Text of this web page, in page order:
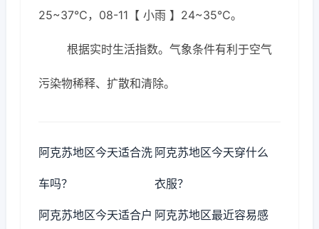
25~37℃，08-11【 小雨 】24~35℃。
根据实时生活指数。气象条件有利于空气
污染物稀释、扩散和清除。
阿克苏地区今天适合洗
车吗？
阿克苏地区今天穿什么
衣服？
阿克苏地区今天适合户 阿克苏地区最近容易感